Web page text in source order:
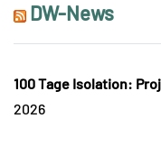
DW-News
100 Tage Isolation:
2026